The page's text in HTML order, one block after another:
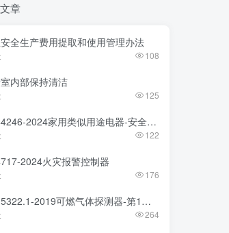
章
全生产费用提取和使用管理办法
108
内部保持清洁
125
2024家用类似用途电器-安全技术规范
122
2024火灾报警控制器
176
2019可燃气体探测器-第1部分
264
章
全生产费用提取和使用管理办法
108
内部保持清洁
125
2024家用类似用途电器-安全技术规范
122
2024火灾报警控制器
176
2019可燃气体探测器-第1部分
264